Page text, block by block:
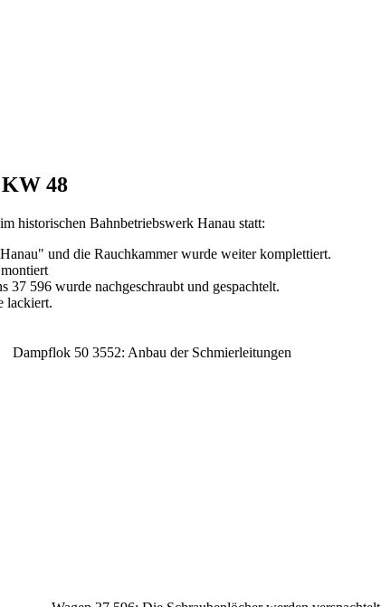
KW 48
historischen Bahnbetriebswerk Hanau statt:
und die Rauchkammer wurde weiter komplettiert.
37 596 wurde nachgeschraubt und gespachtelt.
lackiert.
Dampflok 50 3552: Anbau der Schmierleitungen